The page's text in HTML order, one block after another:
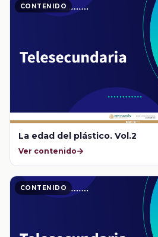
CONTENIDO
La edad del plástico. Vol.2
Ver contenido
CONTENIDO